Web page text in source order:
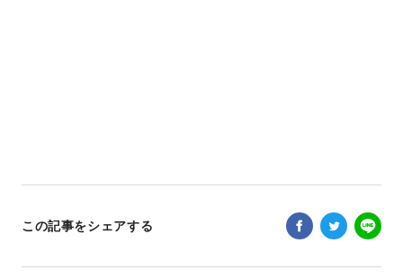
この記事をシェアする